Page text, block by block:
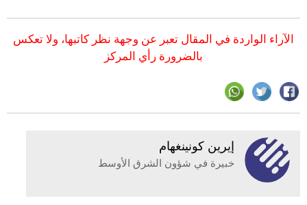
الآراء الواردة في المقال تعبر عن وجهة نظر كاتبها، ولا تعكس
بالضرورة رأي المركز
إيرين كونينغهام
خبيرة في شؤون الشرق الأوسط